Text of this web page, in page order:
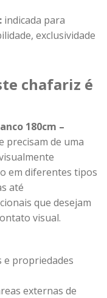
indicada para
exclusividade
chafariz é
180cm –
precisam de uma
em diferentes tipos
até
que desejam
visual.
e propriedades
externas de